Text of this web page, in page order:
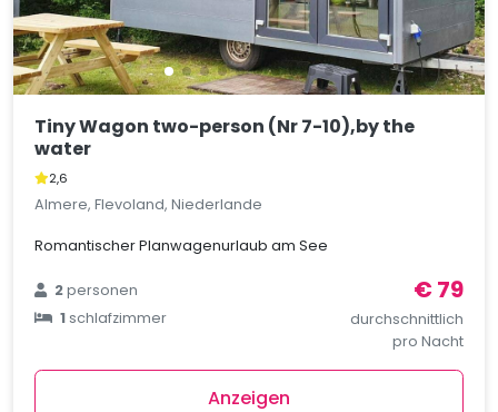
Tiny Wagon two-person (Nr 7-10),by the
water
2,6
Almere, Flevoland, Niederlande
Romantischer Planwagenurlaub am See
2personen
1schlafzimmer
€ 79
durchschnittlich
pro Nacht
Anzeigen